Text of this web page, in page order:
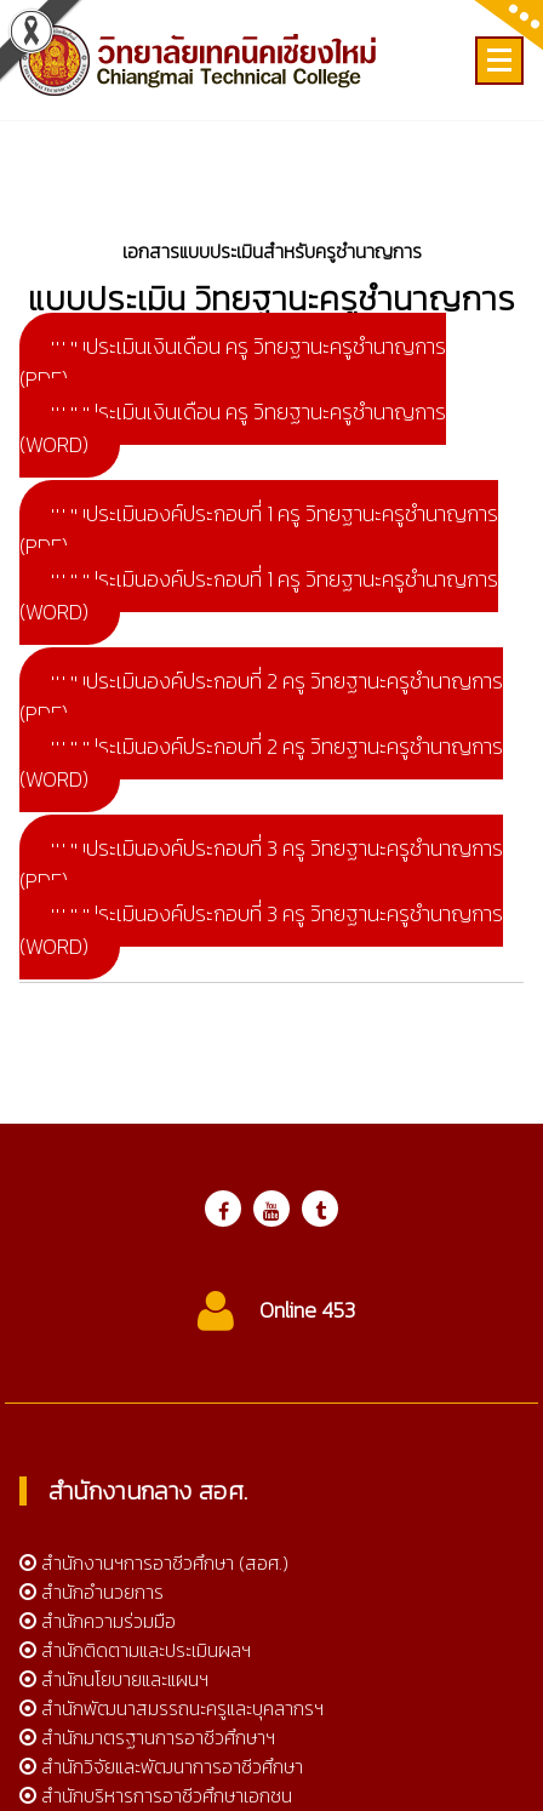
Skip
to
content
เอกสารแบบประเมินสำหรับครูชำนาญการ
แบบประเมิน วิทยฐานะครูชำนาญการ
แบบประเมินเงินเดือน ครู วิทยฐานะครูชำนาญการ
(PDF)
แบบประเมินเงินเดือน ครู วิทยฐานะครูชำนาญการ
(WORD)
แบบประเมินองค์ประกอบที่ 1 ครู วิทยฐานะครูชำนาญการ
(PDF)
แบบประเมินองค์ประกอบที่ 1 ครู วิทยฐานะครูชำนาญการ
(WORD)
แบบประเมินองค์ประกอบที่ 2 ครู วิทยฐานะครูชำนาญการ
(PDF)
แบบประเมินองค์ประกอบที่ 2 ครู วิทยฐานะครูชำนาญการ
(WORD)
แบบประเมินองค์ประกอบที่ 3 ครู วิทยฐานะครูชำนาญการ
(PDF)
แบบประเมินองค์ประกอบที่ 3 ครู วิทยฐานะครูชำนาญการ
(WORD)
Online 453
สำนักงานกลาง สอศ.
สำนักงานฯการอาชีวศึกษา (สอศ.)
สำนักอำนวยการ
สำนักความร่วมมือ
สำนักติดตามและประเมินผลฯ
สำนักนโยบายและแผนฯ
สำนักพัฒนาสมรรถนะครูและบุคลากรฯ
สำนักมาตรฐานการอาชีวศึกษาฯ
สำนักวิจัยและพัฒนาการอาชีวศึกษา
สำนักบริหารการอาชีวศึกษาเอกชน